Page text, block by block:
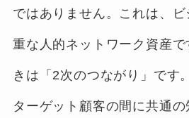
ではありません。これは、
重な人的ネットワーク資産
きは「2次のつながり」です
ターゲット顧客の間に共通